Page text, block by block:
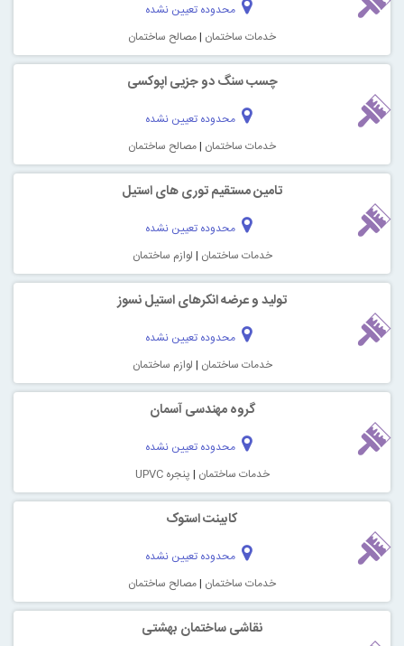
محدوده تعیین نشده
خدمات ساختمان|مصالح ساختمان
چسب سنگ دو جزیی اپوکسی
محدوده تعیین نشده
خدمات ساختمان|مصالح ساختمان
تامین مستقیم توری های استیل
محدوده تعیین نشده
خدمات ساختمان|لوازم ساختمان
تولید و عرضه انکرهای استیل نسوز
محدوده تعیین نشده
خدمات ساختمان|لوازم ساختمان
گروه مهندسی آسمان
محدوده تعیین نشده
خدمات ساختمان|پنجره UPVC
کابینت استوک
محدوده تعیین نشده
خدمات ساختمان|مصالح ساختمان
نقاشی ساختمان بهشتی